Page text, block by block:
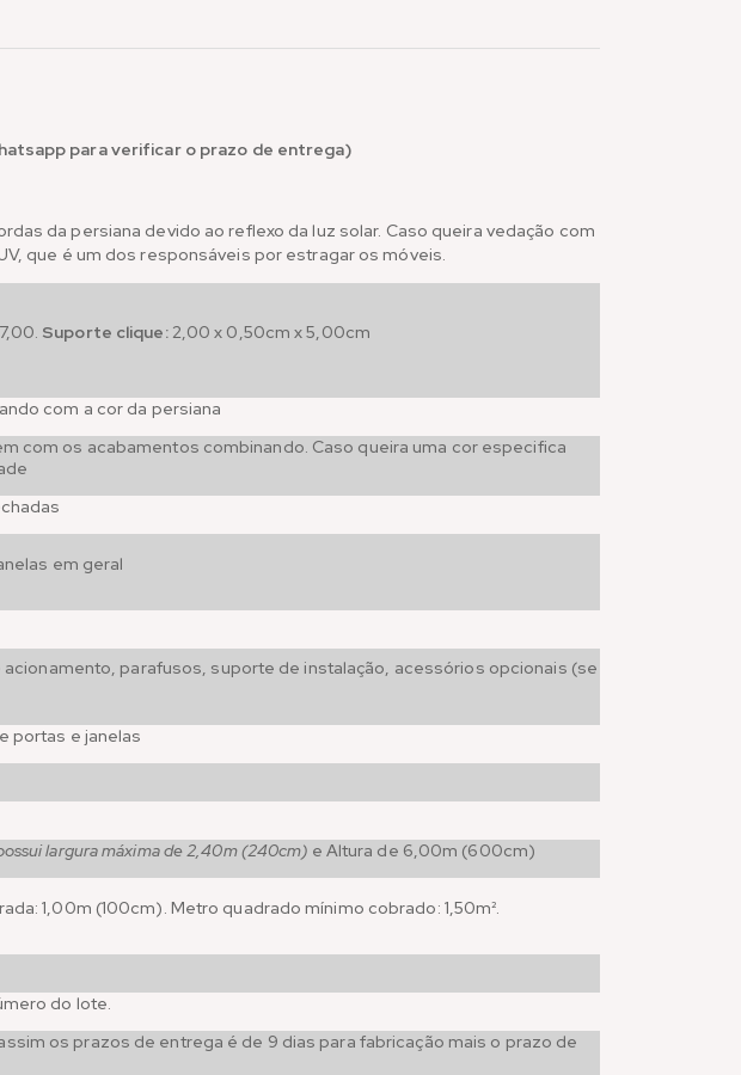
para verificar o prazo de entrega)
da persiana devido ao reflexo da luz solar. Caso queira vedação com
que é um dos responsáveis por estragar os móveis.
Suporte clique:2,00 x 0,50cm x 5,00cm
com a cor da persiana
com os acabamentos combinando. Caso queira uma cor especifica
em geral
parafusos, suporte de instalação, acessórios opcionais (se
portas e janelas
largura máxima de 2,40m (240cm) e Altura de 6,00m (600cm)
1,00m (100cm). Metro quadrado mínimo cobrado: 1,50m².
do lote.
os prazos de entrega é de 9 dias para fabricação mais o prazo de